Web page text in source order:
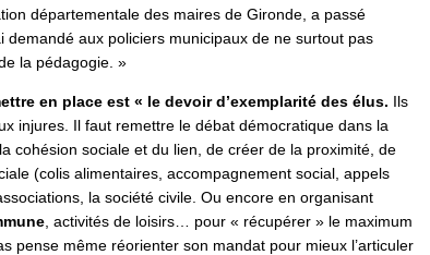
départementale des maires de Gironde, a passé
demandé aux policiers municipaux de ne surtout pas
la pédagogie. »
en place est « le devoir d’exemplarité des élus. Ils
injures. Il faut remettre le débat démocratique dans la
cohésion sociale et du lien, de créer de la proximité, de
(colis alimentaires, accompagnement social, appels
la société civile. Ou encore en organisant
, activités de loisirs… pour « récupérer » le maximum
pense même réorienter son mandat pour mieux l’articuler